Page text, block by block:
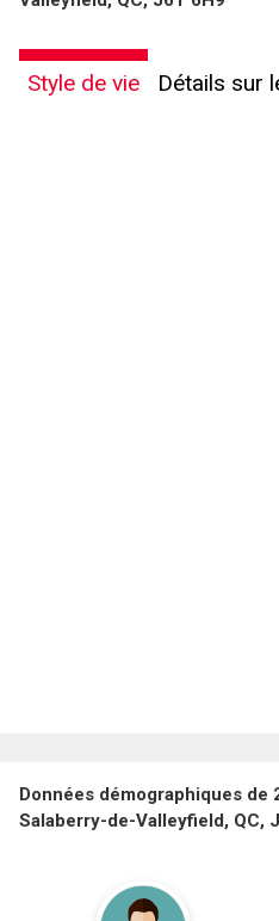
Style de vie Détails sur
Données démographiques de
Salaberry-de-Valleyfield, QC,